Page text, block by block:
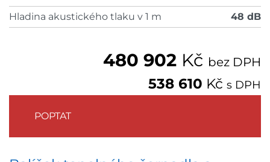
480 902 Kč bez DPH
538 610 Kč s DPH
POPTAT
Hladina akustického tlaku v 1 m
48 dB